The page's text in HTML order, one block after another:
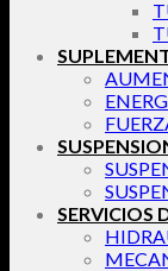
SERVICIOS